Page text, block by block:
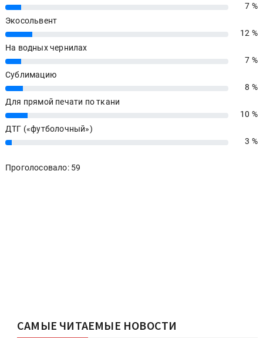
7%
7 %
Экосольвент
12%
12 %
На водных чернилах
7%
7 %
Сублимацию
8%
8 %
Для прямой печати по ткани
10%
10 %
ДТГ («футболочный»)
3% 3 %
Проголосовало: 59
САМЫЕ ЧИТАЕМЫЕ НОВОСТИ